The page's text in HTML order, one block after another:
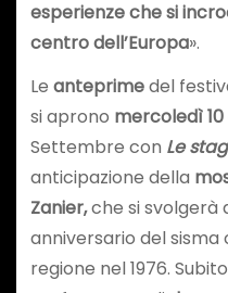
esperienze che si
centro dell’Europa».
Le anteprimedel
si aprono mercoledì 10
Settembre con Le
anticipazione della
Zanier,che si svolgerà
anniversario del
regione nel 1976.